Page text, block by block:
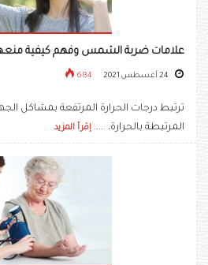
علامات ضربة الشمس وفهم كيفية
684
ترتبط درجات الحرارة المرتفعة بمشاكل
المرتبطة بالحرارة، ..... إقرأ المزيد